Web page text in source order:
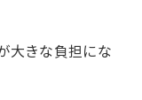
大きな負担にな